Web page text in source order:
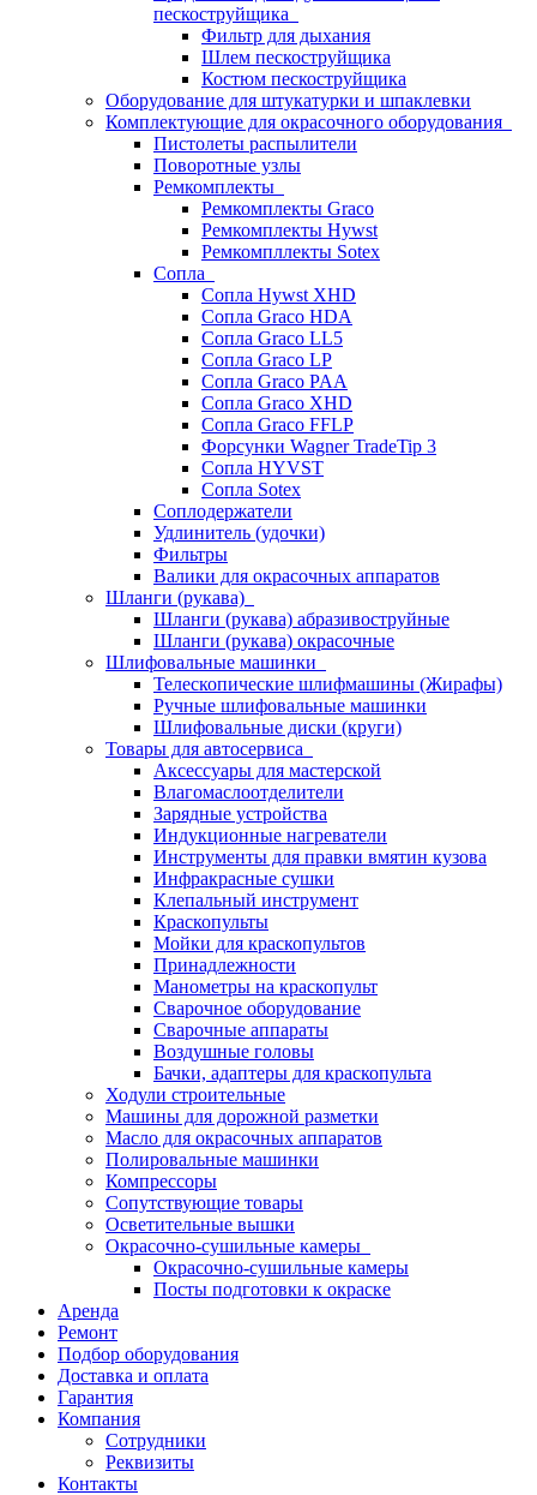
пескоструйщика
Фильтр для дыхания
Шлем пескоструйщика
Костюм пескоструйщика
Оборудование для штукатурки и шпаклевки
Комплектующие для окрасочного оборудования
Пистолеты распылители
Поворотные узлы
Ремкомплекты
Ремкомплекты Graco
Ремкомплекты Hywst
Ремкомпллекты Sotex
Сопла
Сопла Hywst XHD
Сопла Graco HDA
Сопла Graco LL5
Сопла Graco LP
Сопла Graco PAA
Сопла Graco XHD
Сопла Graco FFLP
Форсунки Wagner TradeTip 3
Сопла HYVST
Сопла Sotex
Соплодержатели
Удлинитель (удочки)
Фильтры
Валики для окрасочных аппаратов
Шланги (рукава)
Шланги (рукава) абразивоструйные
Шланги (рукава) окрасочные
Шлифовальные машинки
Телескопические шлифмашины (Жирафы)
Ручные шлифовальные машинки
Шлифовальные диски (круги)
Товары для автосервиса
Аксессуары для мастерской
Влагомаслоотделители
Зарядные устройства
Индукционные нагреватели
Инструменты для правки вмятин кузова
Инфракрасные сушки
Клепальный инструмент
Краскопульты
Мойки для краскопультов
Принадлежности
Манометры на краскопульт
Сварочное оборудование
Сварочные аппараты
Воздушные головы
Бачки, адаптеры для краскопульта
Ходули строительные
Машины для дорожной разметки
Масло для окрасочных аппаратов
Полировальные машинки
Компрессоры
Сопутствующие товары
Осветительные вышки
Окрасочно-сушильные камеры
Окрасочно-сушильные камеры
Посты подготовки к окраске
Аренда
Ремонт
Подбор оборудования
Доставка и оплата
Гарантия
Компания
Сотрудники
Реквизиты
Контакты